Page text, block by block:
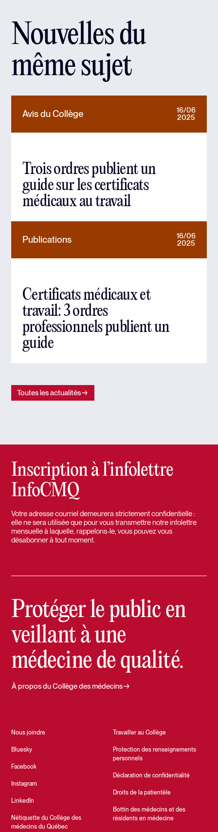
Nouvelles du
même sujet
Avis du Collège
16/06
2025
Trois ordres publient un
guide sur les certificats
médicaux au travail
Publications
16/06
2025
Certificats médicaux et
travail: 3 ordres
professionnels publient un
guide
Toutes les actualités
Inscription à l’infolettre
InfoCMQ
Votre adresse courriel demeurera strictement confidentielle :
elle ne sera utilisée que pour vous transmettre notre infolettre
mensuelle à laquelle, rappelons-le, vous pouvez vous
désabonner à tout moment.
Protéger le public en
veillant à une
médecine de qualité.
Nous joindre
Bluesky
Facebook
Instagram
LinkedIn
Nétiquette du Collège des
médecins du Québec
Travailler au Collège
Protection des renseignements
personnels
Déclaration de confidentialité
Droits de la patientèle
Bottin des médecins et des
résidents en médecine
À propos du Collège des médecins